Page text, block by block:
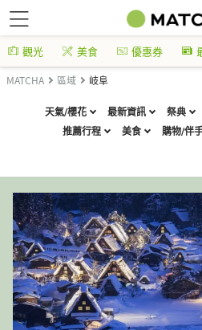
觀光 美食 優惠券
MATCHA 區域 岐阜
天氣/櫻花 最新資訊 祭典
推薦行程
美食 購物/伴